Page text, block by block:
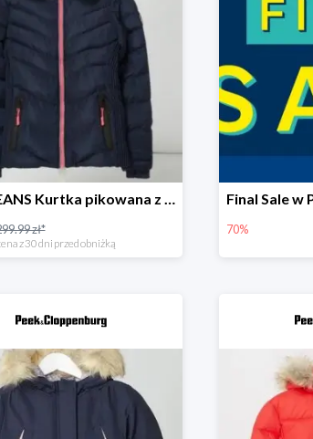
CARS JEANS Kurtka pikowana z watowaniem -50%
zł*
z 30 dni przed obniżką
70%